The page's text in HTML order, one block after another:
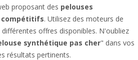
proposant des pelouses
compétitifs. Utilisez des moteurs de
offres disponibles. N'oubliez
synthétique pas cher" dans vos
résultats pertinents.